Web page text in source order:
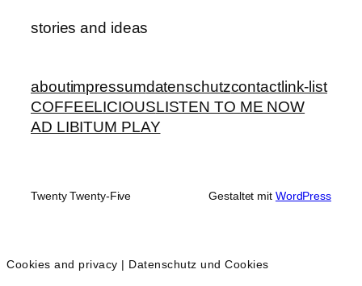
stories and ideas
aboutimpressumdatenschutzcontactlink-list
COFFEELICIOUSLISTEN TO ME NOW
AD LIBITUM PLAY
Twenty Twenty-Five Gestaltet mit WordPress
Cookies and privacy | Datenschutz und Cookies